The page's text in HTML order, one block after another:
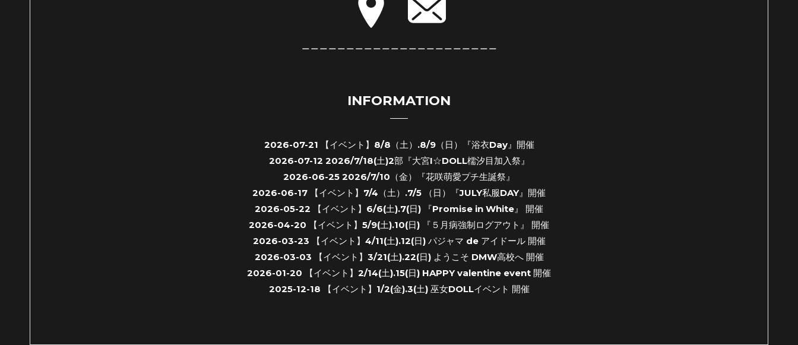
INFORMATION
2026-07-21
【イベント】8/8（土）.8/9（日）『浴衣Day』開催
2026-07-12 2026/7/18(土)2部『大宮I☆DOLL檽汐目加入祭』
2026-06-25 2026/7/10（金）『花咲萌愛プチ生誕祭』
2026-06-17
【イベント】7/4（土）.7/5 （日）『JULY私服DAY』開催
2026-05-22
【イベント】6/6(土).7(日) 『Promise in White』 開催
2026-04-20
【イベント】5/9(土).10(日) 『５月病強制ログアウト』 開催
2026-03-23
【イベント】4/11(土).12(日) パジャマ de アイドール 開催
2026-03-03
【イベント】3/21(土).22(日) ようこそ DMW高校へ 開催
2026-01-20
【イベント】2/14(土).15(日) HAPPY valentine event 開催
2025-12-18
【イベント】1/2(金).3(土) 巫女DOLLイベント 開催